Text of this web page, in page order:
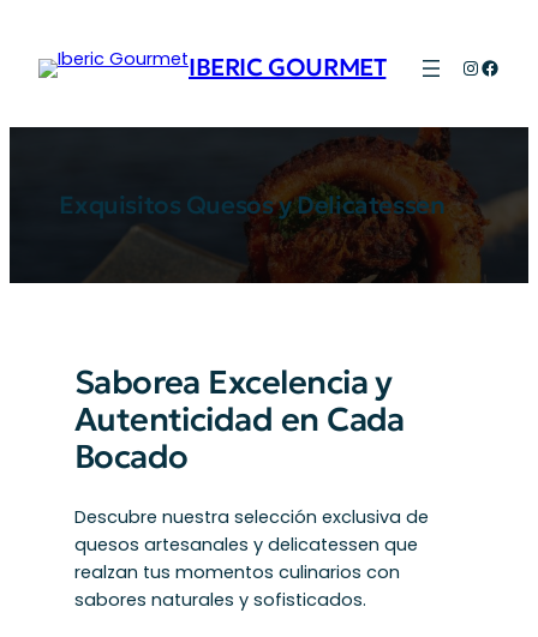
contenido
IBERIC GOURMET
Exquisitos Quesos y Delicatessen
Saborea Excelencia y
Autenticidad en Cada
Bocado
Descubre nuestra selección exclusiva de
quesos artesanales y delicatessen que
realzan tus momentos culinarios con
sabores naturales y sofisticados.